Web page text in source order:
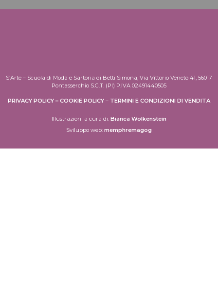
S’Arte – Scuola di Moda e Sartoria di Betti Simona, Via Vittorio Veneto 41, 56017
Pontasserchio S.G.T. (PI) P.IVA 02491440505
PRIVACY POLICY – COOKIE POLICY – TERMINI E CONDIZIONI DI VENDITA
Illustrazioni a cura di: Bianca Wolkenstein
Sviluppo web: memphremagog